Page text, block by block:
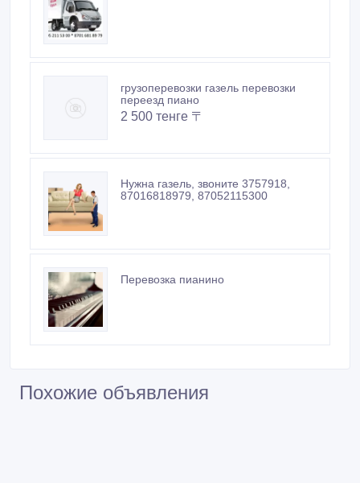
грузоперевозки газель перевозки
переезд пиано
2 500 тенге 〒
Нужна газель, звоните 3757918,
87016818979, 87052115300
Перевозка пианино
Похожие объявления